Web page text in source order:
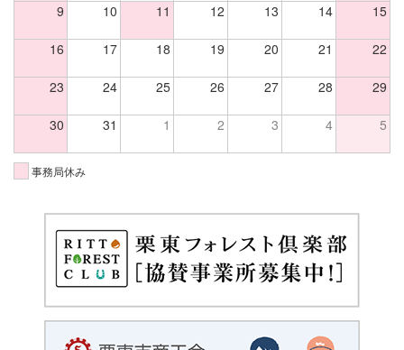
9 10 11 12 13 14 15
16 17 18 19 20 21 22
23 24 25 26 27 28 29
30 31 1 2 3 4 5
事務局休み